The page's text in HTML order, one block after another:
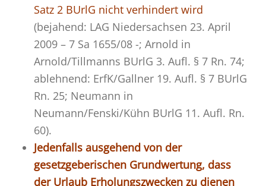
Satz 2 BUrlG nicht verhindert wird
(bejahend: LAG Niedersachsen 23. April
2009 – 7 Sa 1655/08 -; Arnold in
Arnold/Tillmanns BUrlG 3. Aufl. § 7 Rn. 74;
ablehnend: ErfK/Gallner 19. Aufl. § 7 BUrlG
Rn. 25; Neumann in
Neumann/Fenski/Kühn BUrlG 11. Aufl. Rn.
60).
Jedenfalls ausgehend von der
gesetzgeberischen Grundwertung, dass
der Urlaub Erholungszwecken zu dienen